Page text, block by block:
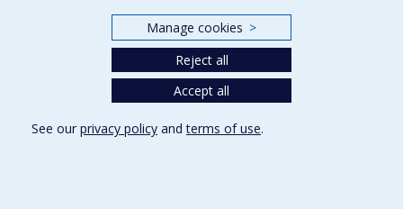
Manage cookies >
Reject all
Accept all
See our privacy policy andterms of use.